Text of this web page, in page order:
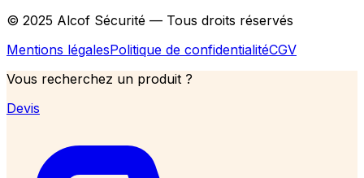
© 2025 Alcof Sécurité — Tous droits réservés
Mentions légalesPolitique de confidentialitéCGV
Vous recherchez un produit ?
Devis